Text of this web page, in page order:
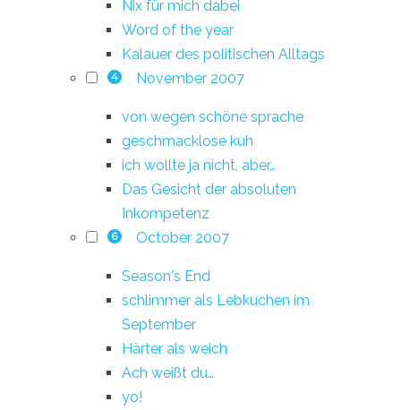
Nix für mich dabei
Word of the year
Kalauer des politischen Alltags
4 November 2007
von wegen schöne sprache
geschmacklose kuh
ich wollte ja nicht, aber…
Das Gesicht der absoluten
Inkompetenz
6 October 2007
Season's End
schlimmer als Lebkuchen im
September
Härter als weich
Ach weißt du…
yo!